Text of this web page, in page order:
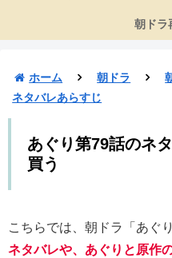
朝ドラ
ホーム 朝ドラ
ネタバレあらすじ
あぐり第79話のネ
買う
こちらでは、朝ドラ「あぐ
ネタバレや、あぐりと原作